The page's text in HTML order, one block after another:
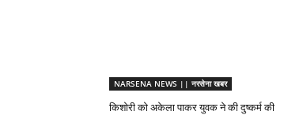
NARSENA NEWS || नरसेना खबर
किशोरी को अकेला पाकर युवक ने की दुष्कर्म की